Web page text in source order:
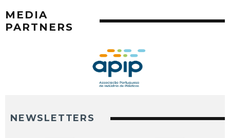
MEDIA
PARTNERS
NEWSLETTERS